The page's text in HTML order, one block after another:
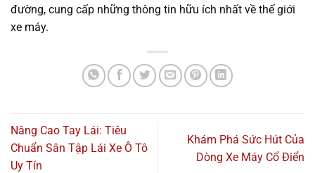
đường, cung cấp những thông tin hữu ích nhất về thế giới
xe máy.
Nâng Cao Tay Lái: Tiêu
Chuẩn Sân Tập Lái Xe Ô Tô
Uy Tín
Khám Phá Sức Hút Của
Dòng Xe Máy Cổ Điển